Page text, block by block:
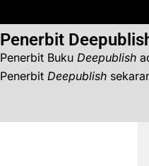
Penerbit
Penerbit Buku Deepublish
Penerbit Deepublish